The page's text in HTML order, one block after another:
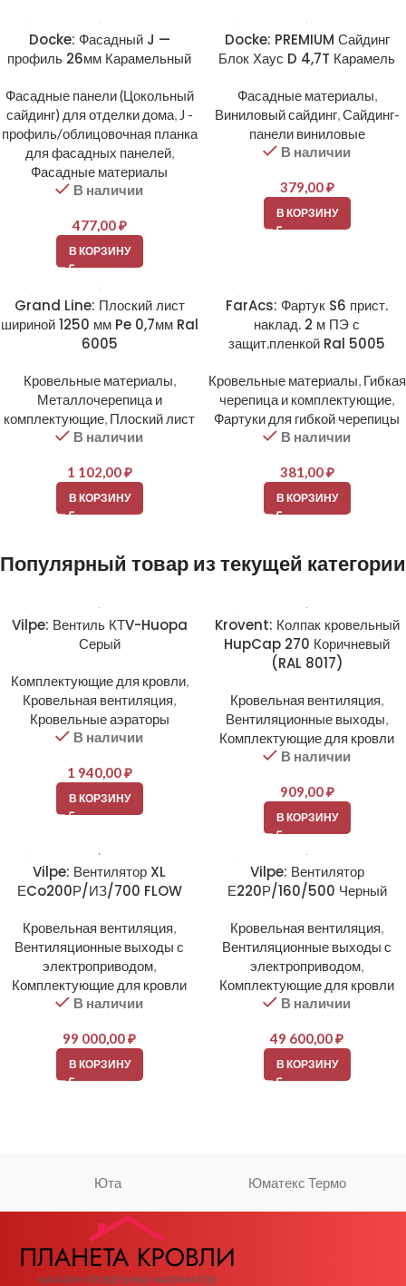
Docke: Фасадный J —
профиль 26мм Карамельный
Фасадные панели (Цокольный
сайдинг) для отделки дома, J -
профиль/облицовочная планка
для фасадных панелей,
Фасадные материалы
В наличии
477,00₽
В КОРЗИНУ
Docke: PREMIUM Сайдинг
Блок Хаус D 4,7T Карамель
Фасадные материалы,
Виниловый сайдинг,Сайдинг-
панели виниловые
В наличии
379,00₽
В КОРЗИНУ
Grand Line: Плоский лист
шириной 1250 мм Pe 0,7мм Ral
6005
Кровельные материалы,
Металлочерепица и
комплектующие, Плоский лист
В наличии
1 102,00₽
В КОРЗИНУ
FarAcs: Фартук S6 прист.
наклад. 2 м ПЭ с
защит.пленкой Ral 5005
Кровельные материалы, Гибкая
черепица и комплектующие,
Фартуки для гибкой черепицы
В наличии
381,00₽
В КОРЗИНУ
Популярный товар из текущей категории
Vilpe: Вентиль КТV-Huopa
Серый
Комплектующие для кровли,
Кровельная вентиляция,
Кровельные аэраторы
В наличии
1 940,00₽
В КОРЗИНУ
Krovent: Колпак кровельный
HupCap 270 Коричневый
(RAL 8017)
Кровельная вентиляция,
Вентиляционные выходы,
Комплектующие для кровли
В наличии
909,00₽
В КОРЗИНУ
Vilpe: Вентилятор XL
ЕCo200Р/ИЗ/700 FLOW
Кровельная вентиляция,
Вентиляционные выходы с
электроприводом,
Комплектующие для кровли
В наличии
99 000,00₽
В КОРЗИНУ
Vilpe: Вентилятор
Е220Р/160/500 Черный
Кровельная вентиляция,
Вентиляционные выходы с
электроприводом,
Комплектующие для кровли
В наличии
49 600,00₽
В КОРЗИНУ
Юта Юматекс Термо